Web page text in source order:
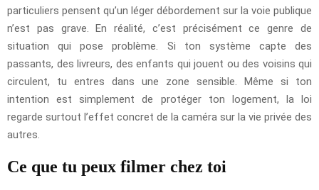
particuliers pensent qu’un léger débordement sur la voie publique
n’est pas grave. En réalité, c’est précisément ce genre de
situation qui pose problème. Si ton système capte des
passants, des livreurs, des enfants qui jouent ou des voisins qui
circulent, tu entres dans une zone sensible. Même si ton
intention est simplement de protéger ton logement, la loi
regarde surtout l’effet concret de la caméra sur la vie privée des
autres.
Ce que tu peux filmer chez toi